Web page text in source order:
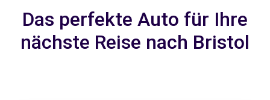
Das perfekte Auto für Ihre
nächste Reise nach Bristol